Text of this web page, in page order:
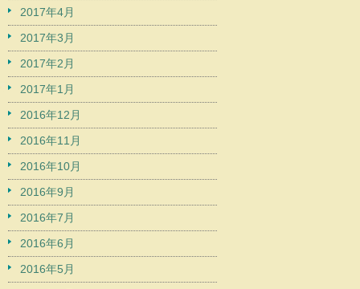
2017年4月
2017年3月
2017年2月
2017年1月
2016年12月
2016年11月
2016年10月
2016年9月
2016年7月
2016年6月
2016年5月